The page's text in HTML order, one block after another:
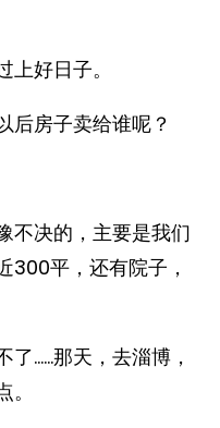
好日子。
后房子卖给谁呢？
不决的，主要是我们
300平，还有院子，
……那天，去淄博，